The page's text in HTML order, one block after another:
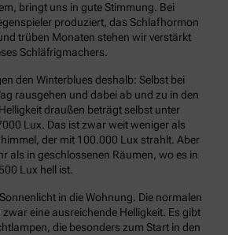
bringt uns in gute Stimmung. Bei
produziert, das Schlafhormon
trüben Monaten stehen wir verstärkt
Schläfrigmachers.
den Winterblues deshalb: Selbst bei
rausgehen und dabei ab und zu in den
draußen beträgt selbst unter
Lux. Das ist zwar weit weniger als
der mit 100.000 Lux strahlt. Aber
als in geschlossenen Räumen, wo es in
Lux hell ist.
in die Wohnung. Die normalen
eine ausreichende Helligkeit. Es gibt
die besonders zum Start in den